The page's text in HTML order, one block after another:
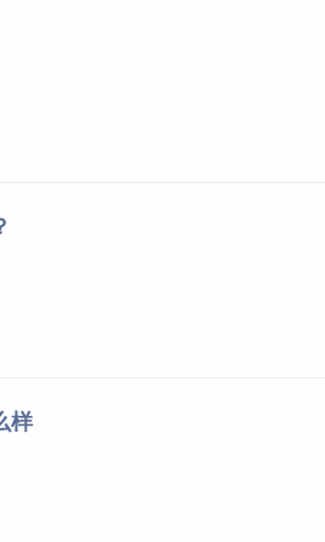
风的，不宜就读专业：学前教育、歌
填报、隐瞒重要信息等弄虚作假行为
样